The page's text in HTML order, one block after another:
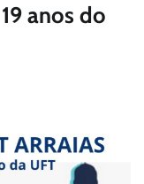
anos do